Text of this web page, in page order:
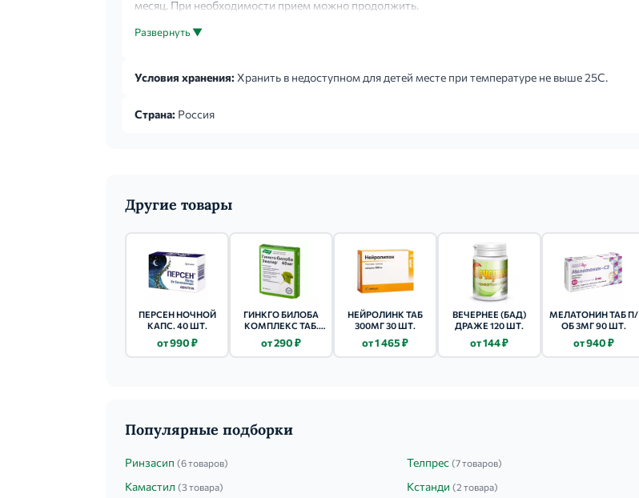
месяц. При необходимости прием можно продолжить.
Развернуть ▼
Условия хранения: Хранить в недоступном для детей месте при температуре не выше 25С.
Страна: Россия
Другие товары
ПЕРСЕН НОЧНОЙ
КАПС. 40 ШТ.
от 990 ₽
ГИНКГО БИЛОБА
КОМПЛЕКС ТАБ.
от 290 ₽
НЕЙРОЛИНК ТАБ
300МГ 30 ШТ.
от 1 465 ₽
ВЕЧЕРНЕЕ (БАД)
ДРАЖЕ 120 ШТ.
от 144 ₽
МЕЛАТОНИН ТАБ П/
ОБ 3МГ 90 ШТ.
от 940 ₽
Популярные подборки
Ринзасип (6 товаров) Телпрес (7 товаров)
Камастил (3 товара) Кстанди (2 товара)